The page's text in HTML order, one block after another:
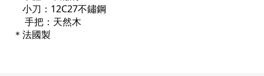
小刀 ： 12C27不鏽鋼
手把：天然木
＊法國製